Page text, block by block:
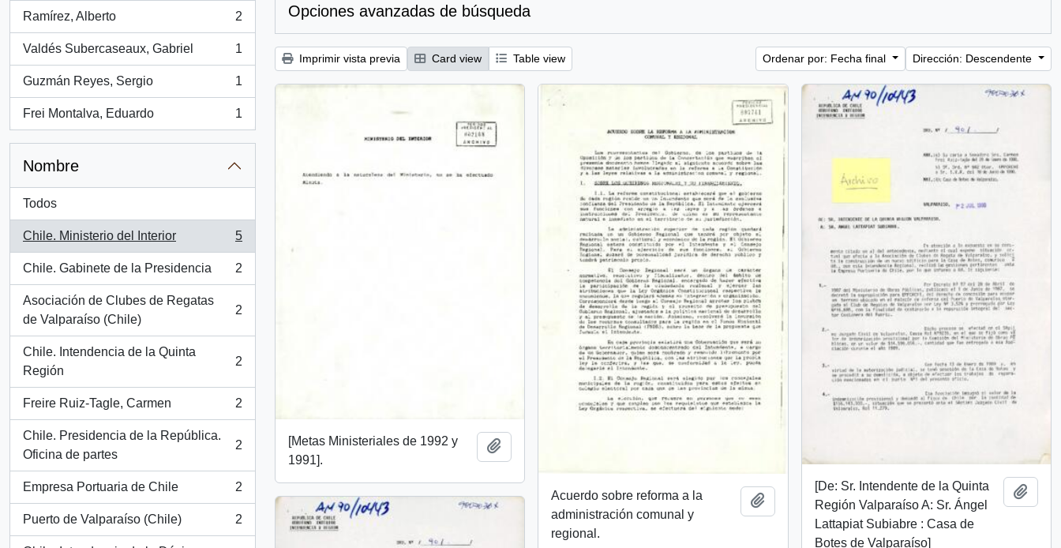
Ramírez, Alberto
, 2 resultados
2
Valdés Subercaseaux, Gabriel
, 1 resultados
1
Guzmán Reyes, Sergio
, 1 resultados
1
Frei Montalva, Eduardo
, 1 resultados
1
Nombre
Todos
Chile. Ministerio del Interior
, 5 resultados
5
Chile. Gabinete de la Presidencia
, 2 resultados
2
Asociación de Clubes de Regatas
de Valparaíso (Chile)
, 2 resultados
2
Chile. Intendencia de la Quinta
Región
, 2 resultados
2
Freire Ruiz-Tagle, Carmen
, 2 resultados
2
Chile. Presidencia de la República.
Oficina de partes
, 2 resultados
2
Empresa Portuaria de Chile
, 2 resultados
2
Puerto de Valparaíso (Chile)
, 2 resultados
2
Opciones avanzadas de búsqueda
Imprimir vista previa Card view Table view Ordenar por: Fecha final Dirección: Descendente
[Metas Ministeriales de 1992 y
1991].
Acuerdo sobre reforma a la
administración comunal y
regional.
Añadir al portapapeles
[De: Sr. Intendente de la Quinta
Región Valparaíso A: Sr. Ángel
Lattapiat Subiabre : Casa de
Botes de Valparaíso]